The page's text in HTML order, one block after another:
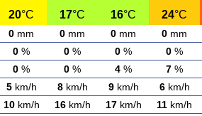
20°C 17°C 16°C 24°C
0 mm 0 mm 0 mm 0 mm
0 % 0 % 0 % 0 %
0 % 0 % 4 % 7 %
5km/h 8km/h 9km/h 6km/h
10km/h 16km/h 17km/h 11 km/h